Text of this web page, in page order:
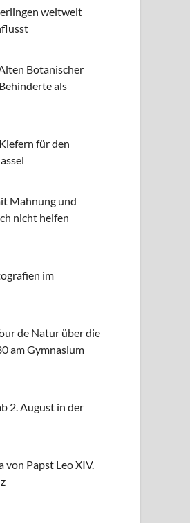
weltweit
Botanischer
als
für den
Mahnung und
nicht helfen
im
de Natur über die
am Gymnasium
2. August in der
Papst Leo XIV.